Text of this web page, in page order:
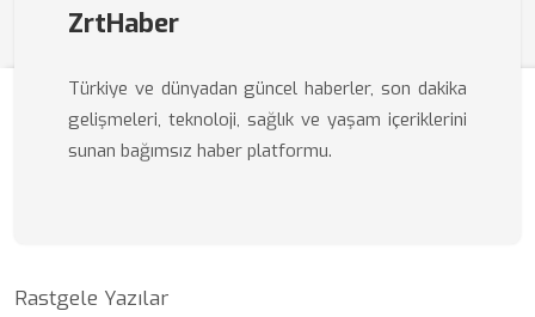
ZrtHaber
Türkiye ve dünyadan güncel haberler, son dakika
gelişmeleri, teknoloji, sağlık ve yaşam içeriklerini
sunan bağımsız haber platformu.
Rastgele Yazılar